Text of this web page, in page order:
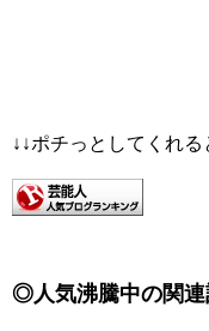
↓↓ポチっとしてくれ
◎人気沸騰中の関連